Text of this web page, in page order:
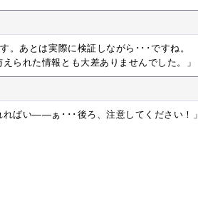
。あとは実際に検証しながら･･･ですね。
られた情報とも大差ありませんでした。」
ればい――ぁ･･･後ろ、注意してください！」